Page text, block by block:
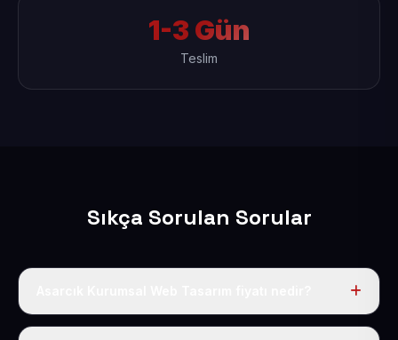
1-3 Gün
Teslim
Sıkça Sorulan Sorular
Tek fiyat uygulanır: yıllık 50 USD + KDV. Bu bedele alan